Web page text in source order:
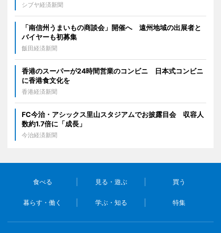
シブヤ経済新聞
「南信州うまいもの商談会」開催へ 遠州地域の出展者と
バイヤーも初募集
飯田経済新聞
香港のスーパーが24時間営業のコンビニ 日本式コンビニ
に香港食文化を
香港経済新聞
FC今治・アシックス里山スタジアムでお披露目会 収容人
数約1.7倍に「成長」
今治経済新聞
食べる 見る・遊ぶ 買う
暮らす・働く 学ぶ・知る 特集